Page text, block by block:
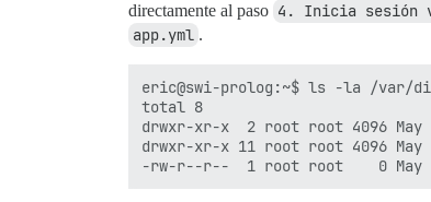
directamente al paso 4. Inicia sesión
app.yml .
eric@swi-prolog:~$ ls -la /var/
total 8
drwxr-xr-x  2 root root 4096 May
drwxr-xr-x 11 root root 4096